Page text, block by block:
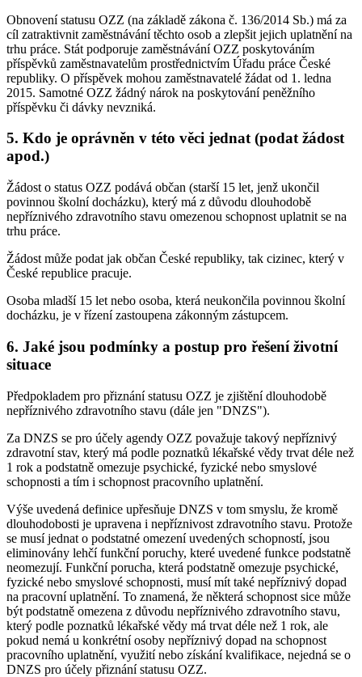
Obnovení statusu OZZ (na základě zákona č. 136/2014 Sb.) má za
cíl zatraktivnit zaměstnávání těchto osob a zlepšit jejich uplatnění na
trhu práce. Stát podporuje zaměstnávání OZZ poskytováním
příspěvků zaměstnavatelům prostřednictvím Úřadu práce České
republiky. O příspěvek mohou zaměstnavatelé žádat od 1. ledna
2015. Samotné OZZ žádný nárok na poskytování peněžního
příspěvku či dávky nevzniká.
5. Kdo je oprávněn v této věci jednat (podat žádost
apod.)
Žádost o status OZZ podává občan (starší 15 let, jenž ukončil
povinnou školní docházku), který má z důvodu dlouhodobě
nepříznivého zdravotního stavu omezenou schopnost uplatnit se na
trhu práce.
Žádost může podat jak občan České republiky, tak cizinec, který v
České republice pracuje.
Osoba mladší 15 let nebo osoba, která neukončila povinnou školní
docházku, je v řízení zastoupena zákonným zástupcem.
6. Jaké jsou podmínky a postup pro řešení životní
situace
Předpokladem pro přiznání statusu OZZ je zjištění dlouhodobě
nepříznivého zdravotního stavu (dále jen "DNZS").
Za DNZS se pro účely agendy OZZ považuje takový nepříznivý
zdravotní stav, který má podle poznatků lékařské vědy trvat déle než
1 rok a podstatně omezuje psychické, fyzické nebo smyslové
schopnosti a tím i schopnost pracovního uplatnění.
Výše uvedená definice upřesňuje DNZS v tom smyslu, že kromě
dlouhodobosti je upravena i nepříznivost zdravotního stavu. Protože
se musí jednat o podstatné omezení uvedených schopností, jsou
eliminovány lehčí funkční poruchy, které uvedené funkce podstatně
neomezují. Funkční porucha, která podstatně omezuje psychické,
fyzické nebo smyslové schopnosti, musí mít také nepříznivý dopad
na pracovní uplatnění. To znamená, že některá schopnost sice může
být podstatně omezena z důvodu nepříznivého zdravotního stavu,
který podle poznatků lékařské vědy má trvat déle než 1 rok, ale
pokud nemá u konkrétní osoby nepříznivý dopad na schopnost
pracovního uplatnění, využití nebo získání kvalifikace, nejedná se o
DNZS pro účely přiznání statusu OZZ.